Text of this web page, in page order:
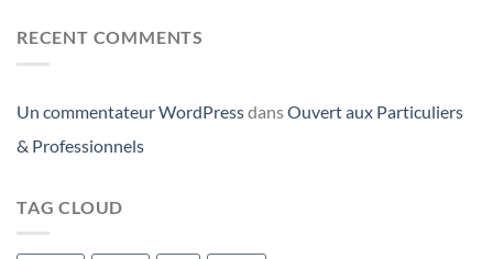
RECENT COMMENTS
Un commentateur WordPressdansOuvert aux Particuliers
& Professionnels
TAG CLOUD